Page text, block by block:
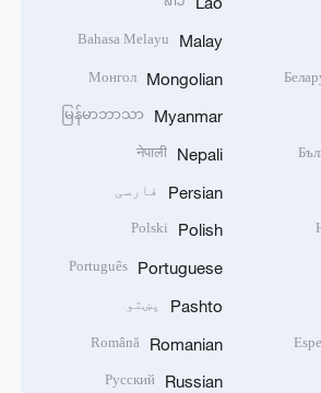
Malay
Bahasa Melayu
Mongolian
Монгол
Myanmar
မြန်မာဘာသာ
Nepali
नेपाली
Persian فارسی
Polish
Polski
Portuguese
Português
Pashto پښتو
Romanian
Română
Russian
Русский